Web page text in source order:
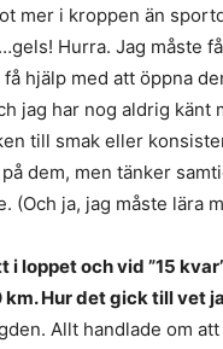
mer i kroppen än
Hurra. Jag måste
hjälp med att öppna
jag har nog aldrig
till smak eller
dem, men tänker
(Och ja, jag måste lära
i loppet och vid ”15
Hur det gick till vet
Allt handlade om